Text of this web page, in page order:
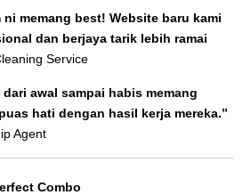
ni memang best! Website baru kami
dan berjaya tarik lebih ramai
Service
awal sampai habis memang
hati dengan hasil kerja mereka.”
Agent
Combo